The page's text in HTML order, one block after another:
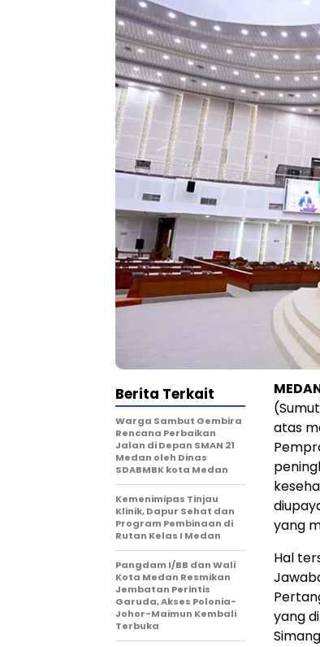
atas
yang
Hal
yang
Berita Terkait
Warga Sambut Gembira
Rencana Perbaikan
Jalan di Depan SMAN 21
Medan oleh Dinas
SDABMBK kota Medan
Kemenimipas Tinjau
Klinik, Dapur Sehat dan
Program Pembinaan di
Rutan Kelas I Medan
Pangdam I/BB dan Wali
Kota Medan Resmikan
Jembatan Perintis
Garuda, Akses Polonia-
Johor-Maimun Kembali
Terbuka